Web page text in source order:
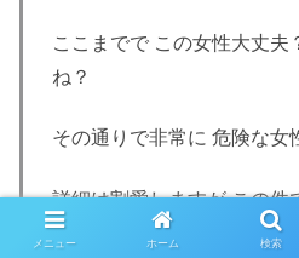
ここまでで この女性大丈夫
ね？
その通りで非常に 危険な女
詳細は割愛しますが この件
り
メニュー ホーム 検索